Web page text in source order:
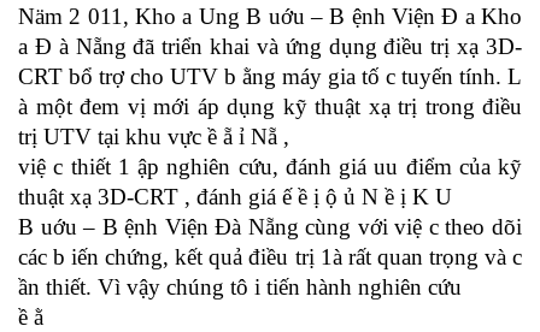
Näm 2 011, Kho a Ung B uớu – B ệnh Viện Đ a Kho
a Đ à Nẵng đã triển khai và ứng dụng điều trị xạ 3D-
CRT bổ trợ cho UTV b ằng máy gia tố c tuyến tính. L
à một đem vị mới áp dụng kỹ thuật xạ trị trong điều
trị UTV tại khu vực ề ẵ ỉ Nẵ ,
việ c thiết 1 ập nghiên cứu, đánh giá uu điểm của kỹ
thuật xạ 3D-CRT , đánh giá ế ề ị ộ ủ N ề ị K U
B uớu – B ệnh Viện Đà Nẵng cùng với việ c theo dõi
các b iến chứng, kết quả điều trị 1à rất quan trọng và c
ần thiết. Vì vậy chúng tô i tiến hành nghiên cứu
ề ằ